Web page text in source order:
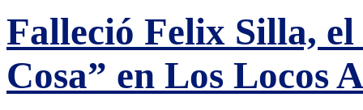
Falleció Felix Silla,
Cosa” en Los Locos